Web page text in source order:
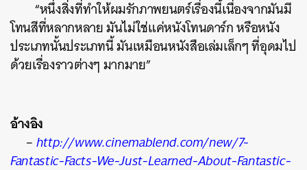
“หนึ่งสิ่งที่ทำให้ผมรักภาพยนตร์เรื่องนี้เนื่องจากมันมี
โทนสีที่หลากหลาย มันไม่ใช่แค่หนังโทนดาร์ก หรือหนัง
ประเภทนั้นประเภทนี้ มันเหมือนหนังสือเล่มเล็กๆ ที่อุดมไป
ด้วยเรื่องราวต่างๆ มากมาย”
อ้างอิง
–http://www.cinemablend.com/new/7-
Fantastic-Facts-We-Just-Learned-About-Fantastic-